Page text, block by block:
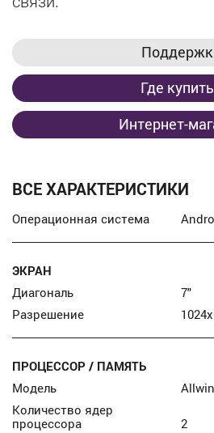
Где
Интернет-
ВСЕ ХАРАКТЕРИСТИКИ
Операционная система
ЭКРАН
Диагональ
7″
Разрешение
ПРОЦЕССОР / ПАМЯТЬ
Модель
Количество ядер
процессора
2